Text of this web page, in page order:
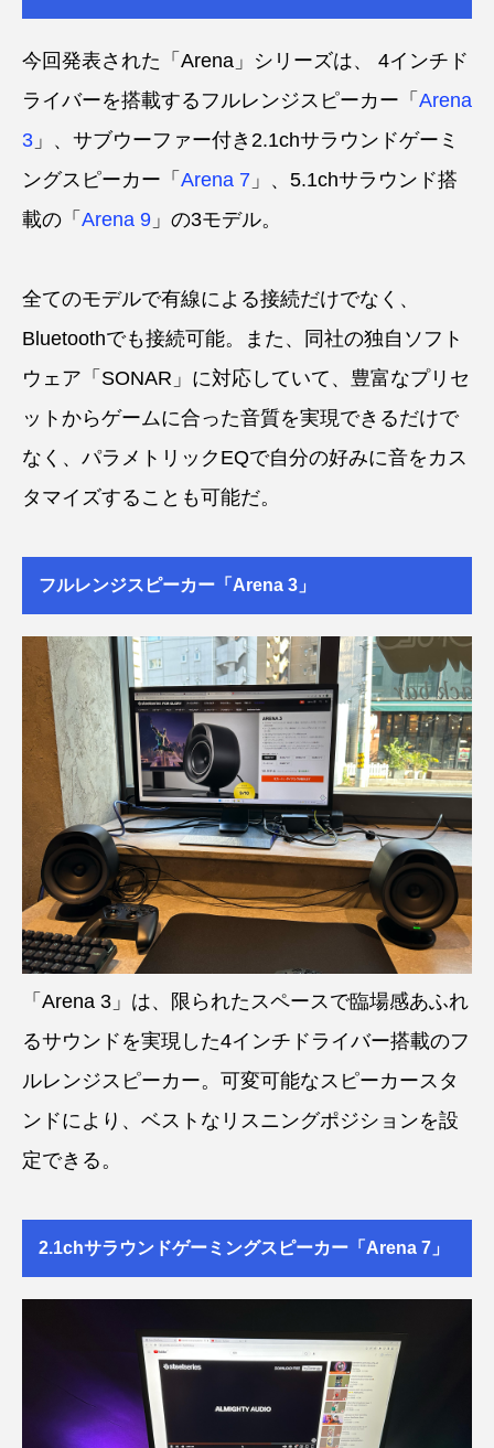
今回発表された「Arena」シリーズは、 4インチド
ライバーを搭載するフルレンジスピーカー「 Arena
3 」、サブウーファー付き2.1chサラウンドゲーミ
ングスピーカー「 Arena 7 」、5.1chサラウンド搭
載の「 Arena 9 」の3モデル。
全てのモデルで有線による接続だけでなく、
Bluetoothでも接続可能。また、同社の独自ソフト
ウェア「SONAR」に対応していて、豊富なプリセ
ットからゲームに合った音質を実現できるだけで
なく、パラメトリックEQで自分の好みに音をカス
タマイズすることも可能だ。
フルレンジスピーカー「Arena 3」
「Arena 3」は、限られたスペースで臨場感あふれ
るサウンドを実現した4インチドライバー搭載のフ
ルレンジスピーカー。可変可能なスピーカースタ
ンドにより、ベストなリスニングポジションを設
定できる。
2.1chサラウンドゲーミングスピーカー「Arena 7」